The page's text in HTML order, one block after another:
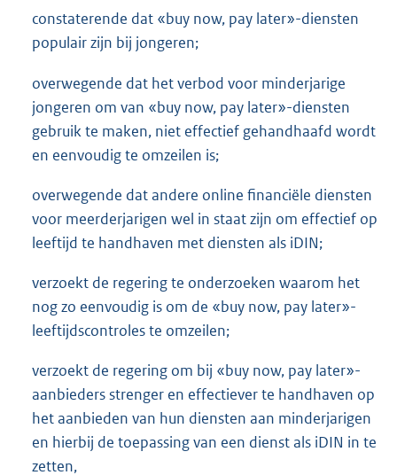
constaterende dat «buy now, pay later»-diensten
populair zijn bij jongeren;
overwegende dat het verbod voor minderjarige
jongeren om van «buy now, pay later»-diensten
gebruik te maken, niet effectief gehandhaafd wordt
en eenvoudig te omzeilen is;
overwegende dat andere online financiële diensten
voor meerderjarigen wel in staat zijn om effectief op
leeftijd te handhaven met diensten als iDIN;
verzoekt de regering te onderzoeken waarom het
nog zo eenvoudig is om de «buy now, pay later»-
leeftijdscontroles te omzeilen;
verzoekt de regering om bij «buy now, pay later»-
aanbieders strenger en effectiever te handhaven op
het aanbieden van hun diensten aan minderjarigen
en hierbij de toepassing van een dienst als iDIN in te
zetten,